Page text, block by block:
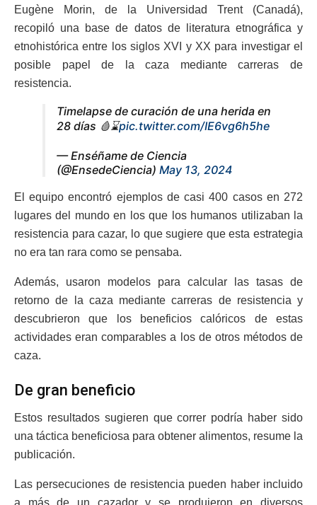
Eugène Morin, de la Universidad Trent (Canadá),
recopiló una base de datos de literatura etnográfica y
etnohistórica entre los siglos XVI y XX para investigar el
posible papel de la caza mediante carreras de
resistencia.
Timelapse de curación de una herida en
28 días 🩸⌛️pic.twitter.com/IE6vg6h5he
— Enséñame de Ciencia
(@EnsedeCiencia) May 13, 2024
El equipo encontró ejemplos de casi 400 casos en 272
lugares del mundo en los que los humanos utilizaban la
resistencia para cazar, lo que sugiere que esta estrategia
no era tan rara como se pensaba.
Además, usaron modelos para calcular las tasas de
retorno de la caza mediante carreras de resistencia y
descubrieron que los beneficios calóricos de estas
actividades eran comparables a los de otros métodos de
caza.
De gran beneficio
Estos resultados sugieren que correr podría haber sido
una táctica beneficiosa para obtener alimentos, resume la
publicación.
Las persecuciones de resistencia pueden haber incluido